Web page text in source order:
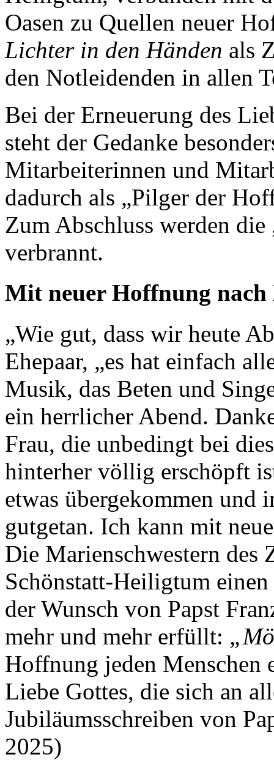
Oasen zu Quellen neuer
Lichter in den Händen als
den Notleidenden in allen
Bei der Erneuerung des
steht der Gedanke
Mitarbeiterinnen und
dadurch als „Pilger der
Zum Abschluss werden die
verbrannt.
Mit neuer Hoffnung nach
„Wie gut, dass wir heute
Ehepaar, „es hat einfach
Musik, das Beten und
ein herrlicher Abend.
Frau, die unbedingt bei
hinterher völlig erschöpft
etwas übergekommen und
gutgetan. Ich kann mit
Die Marienschwestern des
Schönstatt-Heiligtum
der Wunsch von Papst
mehr und mehr erfüllt:
Hoffnung jeden Menschen
Liebe Gottes, die sich an
Jubiläumsschreiben von
2025)